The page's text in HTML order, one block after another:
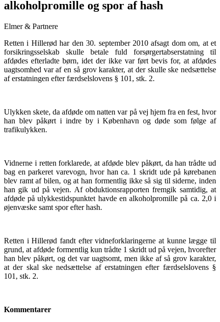
alkoholpromille og spor af hash
Elmer & Partnere
Retten i Hillerød har den 30. september 2010 afsagt dom om, at et
forsikringsselskab skulle betale fuld forsørgertabserstatning til
afdødes efterladte børn, idet der ikke var ført bevis for, at afdødes
uagtsomhed var af en så grov karakter, at der skulle ske nedsættelse
af erstatningen efter færdselslovens § 101, stk. 2.
Ulykken skete, da afdøde om natten var på vej hjem fra en fest, hvor
han blev påkørt i indre by i København og døde som følge af
trafikulykken.
Vidnerne i retten forklarede, at afdøde blev påkørt, da han trådte ud
bag en parkeret varevogn, hvor han ca. 1 skridt ude på kørebanen
blev ramt af bilen, og at han formentlig ikke så sig til siderne, inden
han gik ud på vejen. Af obduktionsrapporten fremgik samtidig, at
afdøde på ulykkestidspunktet havde en alkoholpromille på ca. 2,0 i
øjenvæske samt spor efter hash.
Retten i Hillerød fandt efter vidneforklaringerne at kunne lægge til
grund, at afdøde formentlig kun trådte 1 skridt ud på vejen, hvorefter
han blev påkørt, og det var uagtsomt, men ikke af så grov karakter,
at der skal ske nedsættelse af erstatningen efter færdselslovens §
101, stk. 2.
Kommentarer